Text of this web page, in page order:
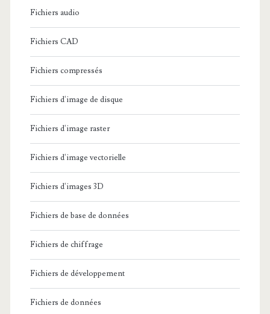
Fichiers audio
Fichiers CAD
Fichiers compressés
Fichiers d'image de disque
Fichiers d'image raster
Fichiers d'image vectorielle
Fichiers d'images 3D
Fichiers de base de données
Fichiers de chiffrage
Fichiers de développement
Fichiers de données